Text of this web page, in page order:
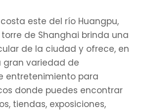
este del río Huangpu,
torre de Shanghai brinda una
de la ciudad y ofrece, en
gran variedad de
entretenimiento para
donde puedes encontrar
tiendas, exposiciones,